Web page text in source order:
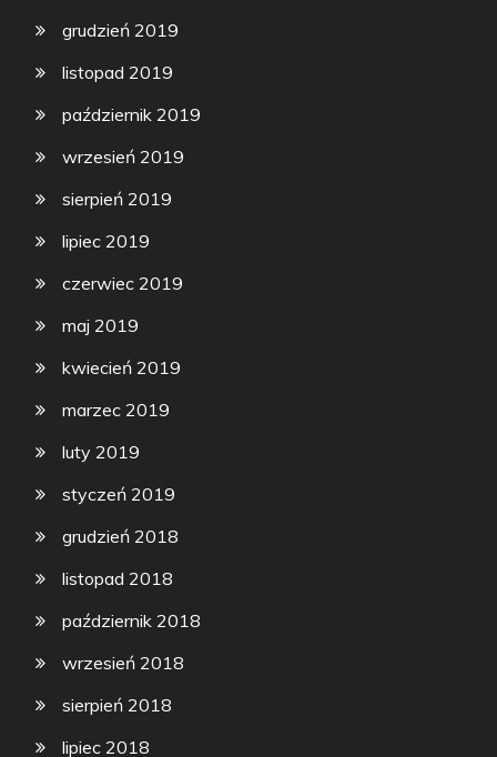
grudzień 2019
listopad 2019
październik 2019
wrzesień 2019
sierpień 2019
lipiec 2019
czerwiec 2019
maj 2019
kwiecień 2019
marzec 2019
luty 2019
styczeń 2019
grudzień 2018
listopad 2018
październik 2018
wrzesień 2018
sierpień 2018
lipiec 2018